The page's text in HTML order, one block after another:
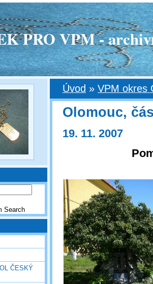
PRO VPM -
ČESKÝ
Úvod » VPM okres
Olomouc,
19. 11. 2007